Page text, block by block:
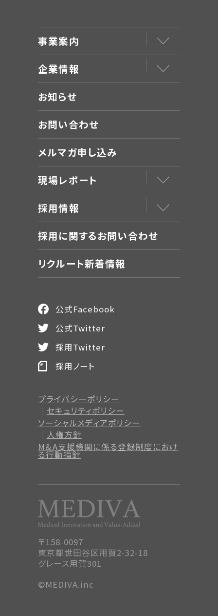
事業案内
企業情報
お知らせ
お問い合わせ
メルマガ申し込み
現場レポート
採用情報
採用に関するお問い合わせ
リクルート新着情報
〒158-0097
東京都世田谷区用賀2-32-18
グレース用賀301
プライバシーポリシー
セキュリティポリシー
ソーシャルメディアポリシー
人権方針
M＆A支援機関に係る登録制度におけ
る行動指針
公式Facebook
公式Twitter
採用Twitter
採用ノート
©MEDIVA.inc